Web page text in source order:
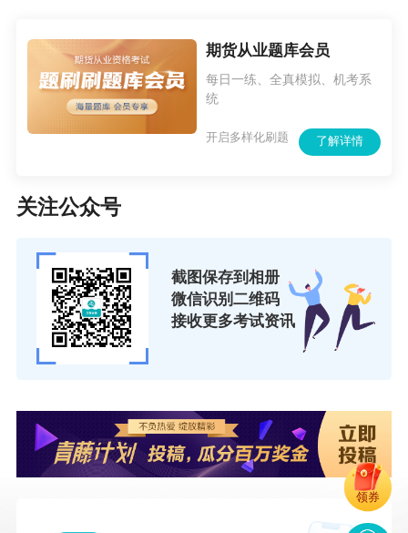
期货从业题库会员
每日一练、全真模拟、机考系
统
了解详情
开启多样化刷题
关注公众号
截图保存到相册
微信识别二维码
接收更多考试资讯
领券